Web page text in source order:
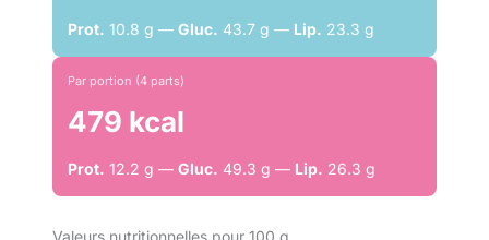
Prot. 10.8 g — Gluc. 43.7 g — Lip. 23.3 g
Par portion (4 parts)
479 kcal
Prot. 12.2 g — Gluc. 49.3 g — Lip. 26.3 g
Valeurs nutritionnelles pour 100 g